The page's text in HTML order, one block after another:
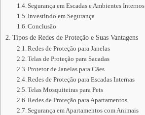
Segurança em Escadas e Ambientes Internos
Investindo em Segurança
Conclusão
Tipos de Redes de Proteção e Suas Vantagens
Redes de Proteção para Janelas
Telas de Proteção para Sacadas
Protetor de Janelas para Cães
Redes de Proteção para Escadas Internas
Telas Mosquiteiras para Pets
Redes de Proteção para Apartamentos
Segurança em Apartamentos com Animais